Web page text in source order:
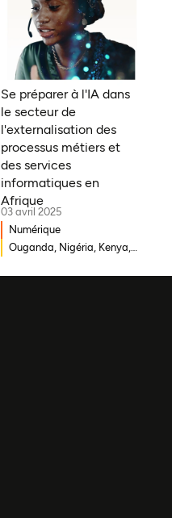
Se préparer à l'IA dans
le secteur de
l'externalisation des
processus métiers et
des services
informatiques en
Afrique
03 avril 2025
Numérique
Ouganda, Nigéria, Kenya,